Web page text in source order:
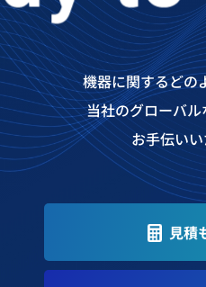
機器に関するどの
当社のグローバ
お手伝いい
見積